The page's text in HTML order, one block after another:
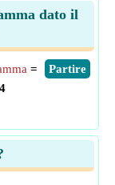
dato il
​Partire
=